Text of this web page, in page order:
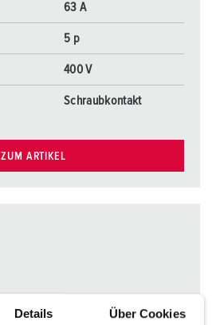
Details Über Cookies
63 A
5 p
400 V
Schraubkontakt
ZUM ARTIKEL